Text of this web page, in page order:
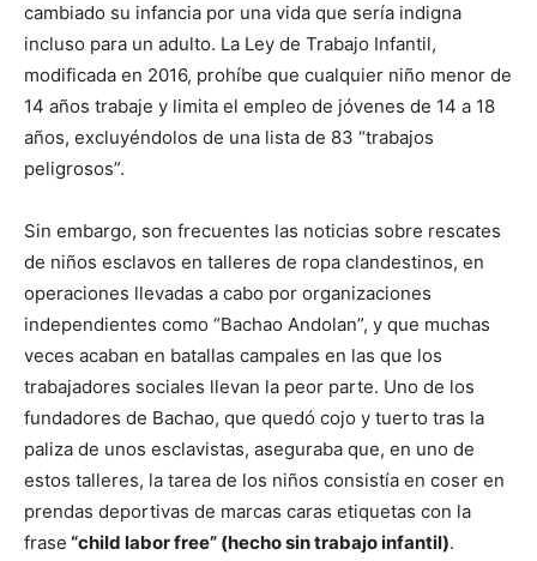
cambiado su infancia por una vida que sería indigna
incluso para un adulto. La Ley de Trabajo Infantil,
modificada en 2016, prohíbe que cualquier niño menor de
14 años trabaje y limita el empleo de jóvenes de 14 a 18
años, excluyéndolos de una lista de 83 “trabajos
peligrosos”.
Sin embargo, son frecuentes las noticias sobre rescates
de niños esclavos en talleres de ropa clandestinos, en
operaciones llevadas a cabo por organizaciones
independientes como “Bachao Andolan”, y que muchas
veces acaban en batallas campales en las que los
trabajadores sociales llevan la peor parte. Uno de los
fundadores de Bachao, que quedó cojo y tuerto tras la
paliza de unos esclavistas, aseguraba que, en uno de
estos talleres, la tarea de los niños consistía en coser en
prendas deportivas de marcas caras etiquetas con la
frase “child labor free” (hecho sin trabajo infantil).